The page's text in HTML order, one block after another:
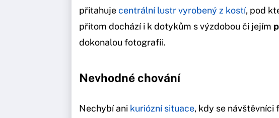
přitahujecentrální lustr vyrobený z kostí, pod
přitom dochází i k dotykům s výzdobou či jejím
dokonalou fotografii.
Nevhodné chování
Nechybí ani kuriózní situace, kdy se návštěvníci